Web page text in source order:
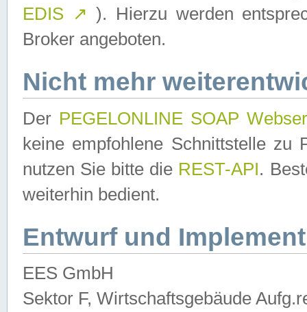
EDIS ↗ ). Hierzu werden
Broker angeboten.
Nicht mehr
Der PEGELONLINE SOAP
keine empfohlene Schnittstelle zu
nutzen Sie bitte die REST-API.
weiterhin bedient.
Entwurf und
EES GmbH
Sektor F, Wirtschaftsgebäude